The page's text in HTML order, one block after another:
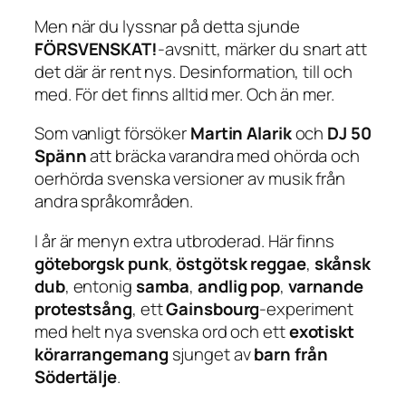
Men när du lyssnar på detta sjunde
FÖRSVENSKAT!-avsnitt, märker du snart att
det där är rent nys. Desinformation, till och
med. För det finns alltid mer. Och än mer.
Som vanligt försökerMartin Alarikoch DJ 50
Spännatt bräcka varandra med ohörda och
oerhörda svenska versioner av musik från
andra språkområden.
I år är menyn extra utbroderad. Här finns
göteborgsk punk,östgötsk reggae, skånsk
dub, entonigsamba,andlig pop, varnande
protestsång, ettGainsbourg-experiment
med helt nya svenska ord och ettexotiskt
körarrangemang sjunget avbarn från
Södertälje.